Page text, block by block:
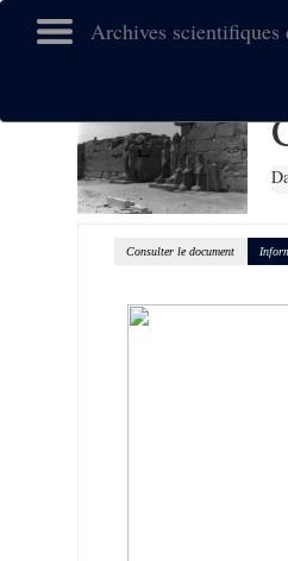
Archives
Consulter le document